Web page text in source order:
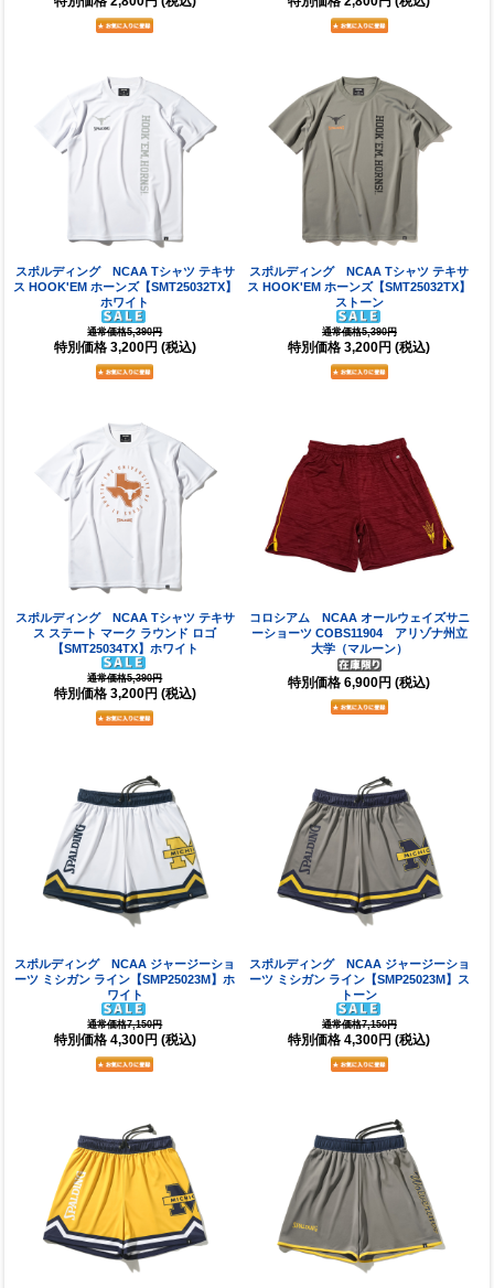
スポルディング NCAA Tシャツ テキサ
ス HOOK'EM ホーンズ【SMT25032TX】
ホワイト
通常価格5,390円
特別価格 3,200円 (税込)
スポルディング NCAA Tシャツ テキサ
ス HOOK'EM ホーンズ【SMT25032TX】
ストーン
通常価格5,390円
特別価格 3,200円 (税込)
スポルディング NCAA Tシャツ テキサ
ス ステート マーク ラウンド ロゴ
【SMT25034TX】ホワイト
通常価格5,390円
特別価格 3,200円 (税込)
コロシアム NCAA オールウェイズサニ
ーショーツ COBS11904 アリゾナ州立
大学（マルーン）
特別価格 6,900円 (税込)
スポルディング NCAA ジャージーショ
ーツ ミシガン ライン【SMP25023M】ホ
ワイト
通常価格7,150円
特別価格 4,300円 (税込)
スポルディング NCAA ジャージーショ
ーツ ミシガン ライン【SMP25023M】ス
トーン
通常価格7,150円
特別価格 4,300円 (税込)